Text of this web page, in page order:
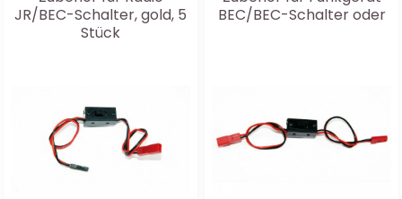
JR/BEC-Schalter, gold, 5
Stück
BEC/BEC-Schalter oder